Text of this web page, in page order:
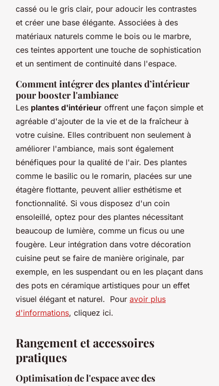
cassé ou le gris clair, pour adoucir les contrastes
et créer une base élégante. Associées à des
matériaux naturels comme le bois ou le marbre,
ces teintes apportent une touche de sophistication
et un sentiment de continuité dans l'espace.
Comment intégrer des plantes d’intérieur
pour booster l'ambiance
Les plantes d'intérieur offrent une façon simple et
agréable d'ajouter de la vie et de la fraîcheur à
votre cuisine. Elles contribuent non seulement à
améliorer l'ambiance, mais sont également
bénéfiques pour la qualité de l'air. Des plantes
comme le basilic ou le romarin, placées sur une
étagère flottante, peuvent allier esthétisme et
fonctionnalité. Si vous disposez d'un coin
ensoleillé, optez pour des plantes nécessitant
beaucoup de lumière, comme un ficus ou une
fougère. Leur intégration dans votre décoration
cuisine peut se faire de manière originale, par
exemple, en les suspendant ou en les plaçant dans
des pots en céramique artistiques pour un effet
visuel élégant et naturel. Pour avoir plus
d'informations, cliquez ici.
Rangement et accessoires
pratiques
Optimisation de l'espace avec des